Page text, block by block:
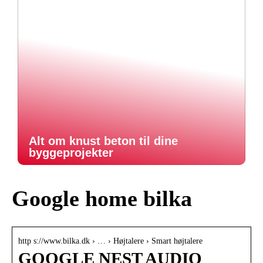
Alt om knust beton til dine
byggeprojekter
Google home bilka
http s://www.bilka.dk › … › Højtalere › Smart højtalere
GOOGLE NEST AUDIO